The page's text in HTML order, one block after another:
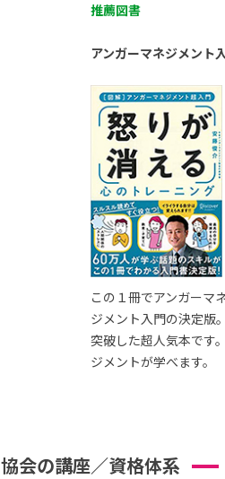
推薦図書
アンガーマネジメント
この１冊でアンガーマ
ジメント入門の決定版
突破した超人気本です
ジメントが学べます。
協会の講座／資格体系